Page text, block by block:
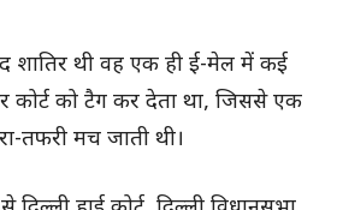
शातिर थी वह एक ही ई-मेल में कई
कोर्ट को टैग कर देता था, जिससे एक
तफरी मच जाती थी।